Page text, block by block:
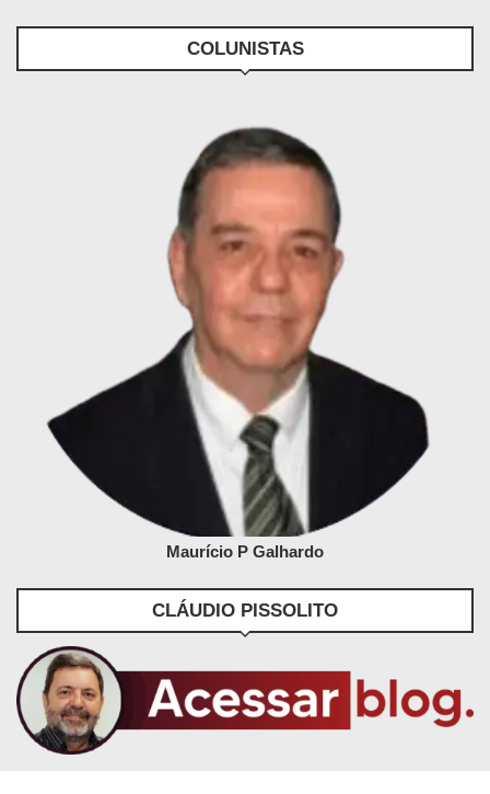
COLUNISTAS
Maurício P Galhardo
CLÁUDIO PISSOLITO